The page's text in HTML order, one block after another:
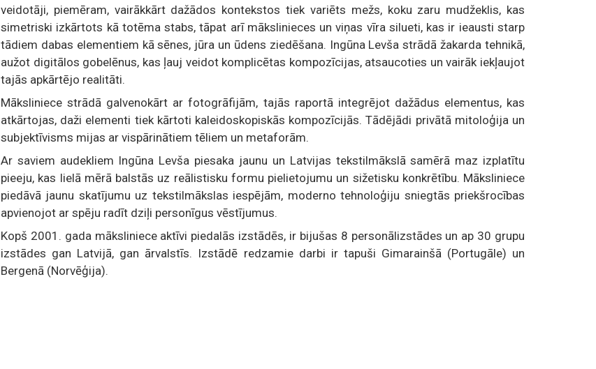
veidotāji, piemēram, vairākkārt dažādos kontekstos tiek variēts mežs, koku zaru mudžeklis, kas
simetriski izkārtots kā totēma stabs, tāpat arī mākslinieces un viņas vīra silueti, kas ir ieausti starp
tādiem dabas elementiem kā sēnes, jūra un ūdens ziedēšana. Ingūna Levša strādā žakarda tehnikā,
aužot digitālos gobelēnus, kas ļauj veidot komplicētas kompozīcijas, atsaucoties un vairāk iekļaujot
tajās apkārtējo realitāti.
Māksliniece strādā galvenokārt ar fotogrāfijām, tajās raportā integrējot dažādus elementus, kas
atkārtojas, daži elementi tiek kārtoti kaleidoskopiskās kompozīcijās. Tādējādi privātā mitoloģija un
subjektīvisms mijas ar vispārinātiem tēliem un metaforām.
Ar saviem audekliem Ingūna Levša piesaka jaunu un Latvijas tekstilmākslā samērā maz izplatītu
pieeju, kas lielā mērā balstās uz reālistisku formu pielietojumu un sižetisku konkrētību. Māksliniece
piedāvā jaunu skatījumu uz tekstilmākslas iespējām, moderno tehnoloģiju sniegtās priekšrocības
apvienojot ar spēju radīt dziļi personīgus vēstījumus.
Kopš 2001. gada māksliniece aktīvi piedalās izstādēs, ir bijušas 8 personālizstādes un ap 30 grupu
izstādes gan Latvijā, gan ārvalstīs. Izstādē redzamie darbi ir tapuši Gimarainšā (Portugāle) un
Bergenā (Norvēģija).